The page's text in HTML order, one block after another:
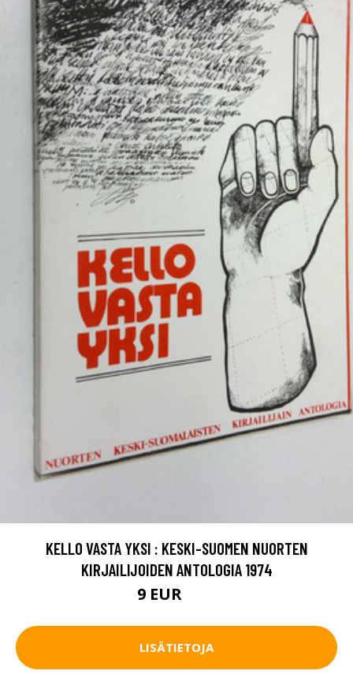
KELLO VASTA YKSI : KESKI-SUOMEN NUORTEN
KIRJAILIJOIDEN ANTOLOGIA 1974
9 EUR
LISÄTIETOJA